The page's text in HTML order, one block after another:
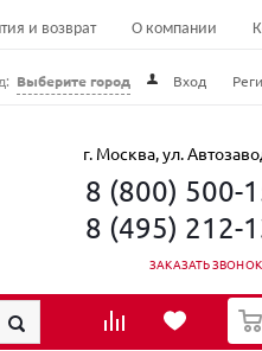
и возврат О компании
Выберите город Вход
г. Москва, ул.
8 (800) 500-
8 (495) 212-
ЗАКАЗАТЬ ЗВОНОК